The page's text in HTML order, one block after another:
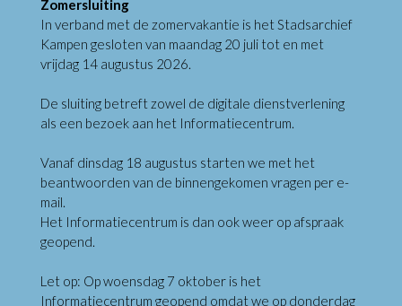
Zomersluiting
In verband met de zomervakantie is het Stadsarchief
Kampen gesloten van maandag 20 juli tot en met
vrijdag 14 augustus 2026.
De sluiting betreft zowel de digitale dienstverlening
als een bezoek aan het Informatiecentrum.
Vanaf dinsdag 18 augustus starten we met het
beantwoorden van de binnengekomen vragen per e-
mail.
Het Informatiecentrum is dan ook weer op afspraak
geopend.
Let op: Op woensdag 7 oktober is het
Informatiecentrum geopend omdat we op donderdag